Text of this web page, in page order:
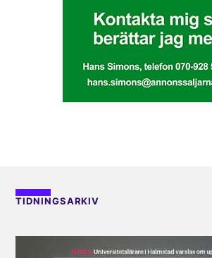
TIDNINGSARKIV